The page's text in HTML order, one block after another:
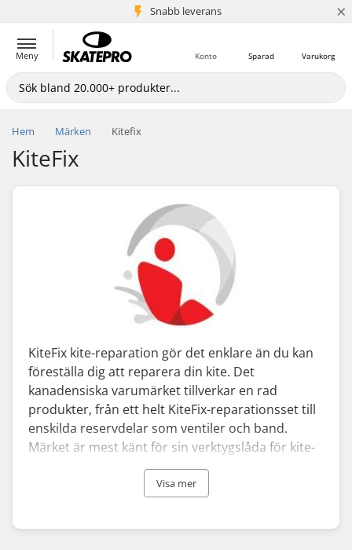
Snabb leverans
5+ milj. kunder ×
Meny Varukorg
Sparad
Konto
Hem Märken Kitefix
KiteFix
KiteFix kite-reparation gör det enklare än du kan
föreställa dig att reparera din kite. Det
kanadensiska varumärket tillverkar en rad
produkter, från ett helt KiteFix-reparationsset till
enskilda reservdelar som ventiler och band.
Märket är mest känt för sin verktygslåda för kite-
reparation som innehåller allt du behöver för att
laga din kite. Dessutom har KiteFix utvecklat ett
Visa mer